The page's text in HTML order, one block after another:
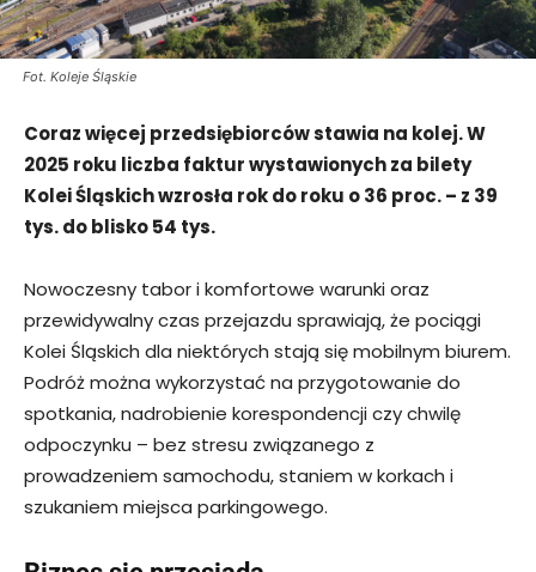
Fot. Koleje Śląskie
Coraz więcej przedsiębiorców stawia na kolej. W
2025 roku liczba faktur wystawionych za bilety
Kolei Śląskich wzrosła rok do roku o 36 proc. – z 39
tys. do blisko 54 tys.
Nowoczesny tabor i komfortowe warunki oraz
przewidywalny czas przejazdu sprawiają, że pociągi
Kolei Śląskich dla niektórych stają się mobilnym biurem.
Podróż można wykorzystać na przygotowanie do
spotkania, nadrobienie korespondencji czy chwilę
odpoczynku – bez stresu związanego z
prowadzeniem samochodu, staniem w korkach i
szukaniem miejsca parkingowego.